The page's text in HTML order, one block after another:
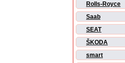
Rolls-Royce
Saab
SEAT
ŠKODA
smart